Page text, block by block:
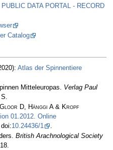
DATA PORTAL - RECORD
Catalog
Atlas der Spinnentiere
Mitteleuropas. Verlag Paul
D, Hänggi A & Kropf
01.2012. Online
10.24436/1
.
British Arachnological Society